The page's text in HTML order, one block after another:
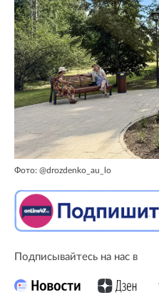
Фото: @drozdenko_au_lo
Подписывайтесь на нас в